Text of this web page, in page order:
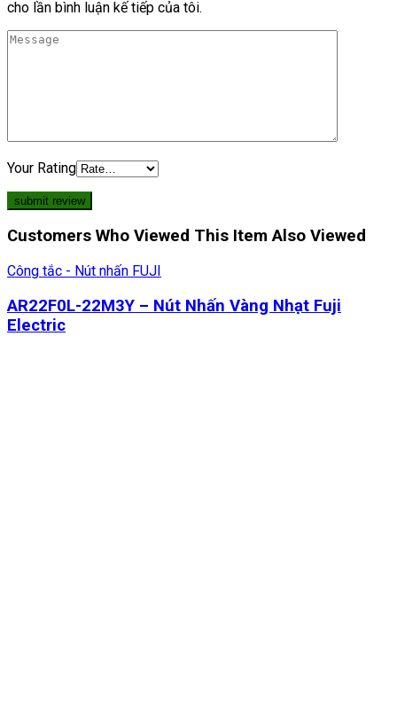
cho lần bình luận kế tiếp của tôi.
Your Rating
Customers Who Viewed This Item Also Viewed
Công tắc - Nút nhấn FUJI
AR22F0L-22M3Y – Nút Nhấn Vàng Nhạt Fuji
Electric